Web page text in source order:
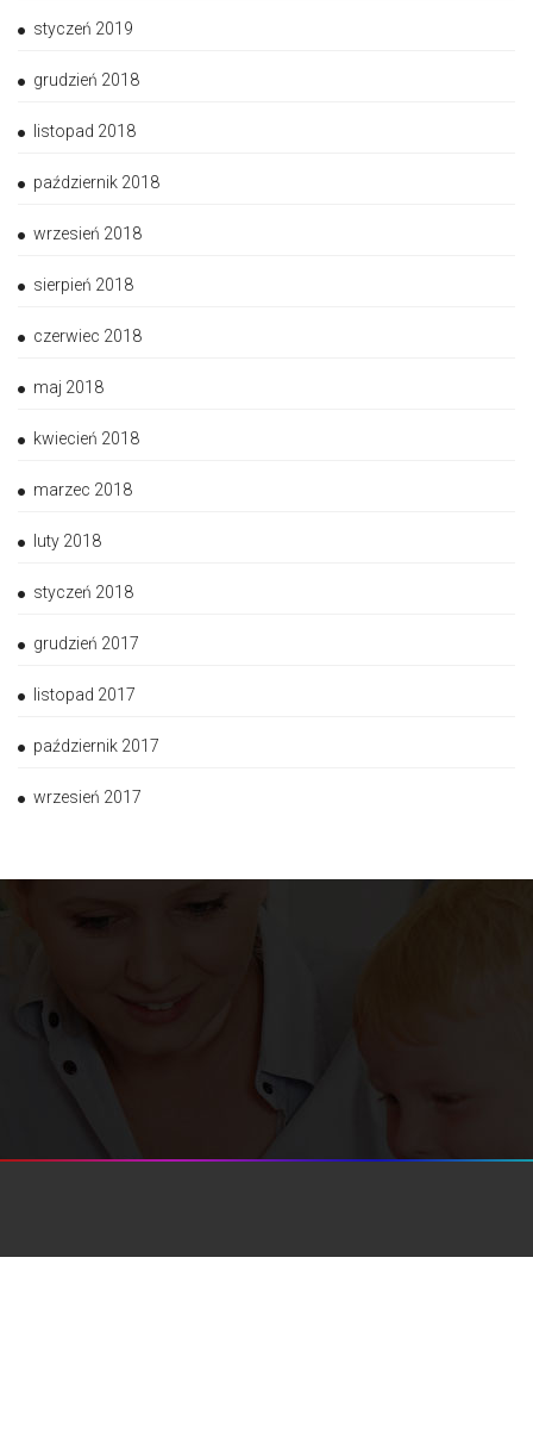
styczeń 2019
grudzień 2018
listopad 2018
październik 2018
wrzesień 2018
sierpień 2018
czerwiec 2018
maj 2018
kwiecień 2018
marzec 2018
luty 2018
styczeń 2018
grudzień 2017
listopad 2017
październik 2017
wrzesień 2017